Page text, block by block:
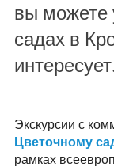
вы можете
садах в
Экскурсии с
Цветочному
рамках